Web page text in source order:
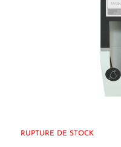
RUPTURE DE STOCK